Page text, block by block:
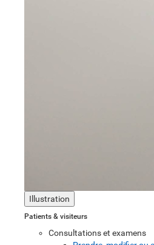
Illustration
Patients & visiteurs
Consultations et examens